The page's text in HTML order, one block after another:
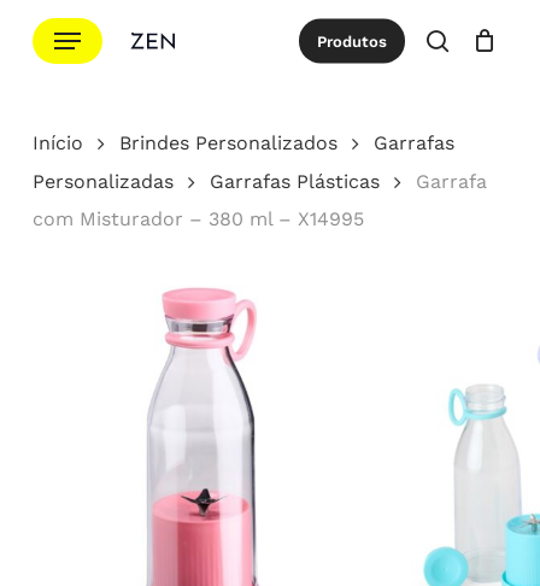
para
principal
Menu Produtos
procurar
Cotação Close
Início Brindes Personalizados
Garrafas
Personalizadas
Garrafas Plásticas
Garrafa
com Misturador – 380 ml – X14995